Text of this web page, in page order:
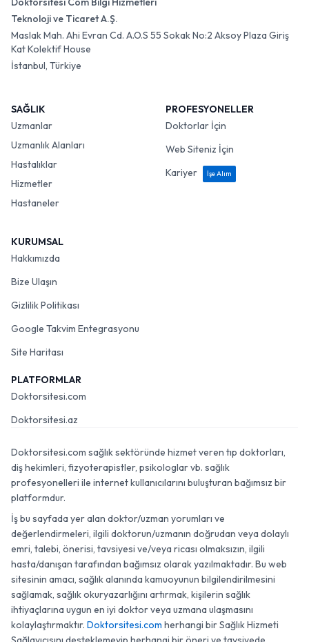
Teknoloji ve Ticaret A.Ş.
Maslak Mah. Ahi Evran Cd. A.O.S 55 Sokak No:2 Aksoy Plaza Giriş
Kat Kolektif House
İstanbul, Türkiye
SAĞLIK
Uzmanlar
Uzmanlık Alanları
Hastalıklar
Hizmetler
Hastaneler
PROFESYONELLER
Doktorlar İçin
Web Siteniz İçin
Kariyer
İşe Alım
KURUMSAL
Hakkımızda
Bize Ulaşın
Gizlilik Politikası
Google Takvim Entegrasyonu
Site Haritası
PLATFORMLAR
Doktorsitesi.com
Doktorsitesi.az
Doktorsitesi.com sağlık sektöründe hizmet veren tıp doktorları,
diş hekimleri, fizyoterapistler, psikologlar vb. sağlık
profesyonelleri ile internet kullanıcılarını buluşturan bağımsız bir
platformdur.
İş bu sayfada yer alan doktor/uzman yorumları ve
değerlendirmeleri, ilgili doktorun/uzmanın doğrudan veya dolaylı
emri, talebi, önerisi, tavsiyesi ve/veya ricası olmaksızın, ilgili
hasta/danışan tarafından bağımsız olarak yazılmaktadır. Bu web
sitesinin amacı, sağlık alanında kamuoyunun bilgilendirilmesini
sağlamak, sağlık okuryazarlığını artırmak, kişilerin sağlık
ihtiyaçlarına uygun en iyi doktor veya uzmana ulaşmasını
kolaylaştırmaktır. Doktorsitesi.com herhangi bir Sağlık Hizmeti